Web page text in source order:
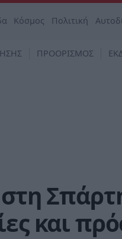
Κόσμος Πολιτική
ΠΡΟΟΡΙΣΜΟΣ
και